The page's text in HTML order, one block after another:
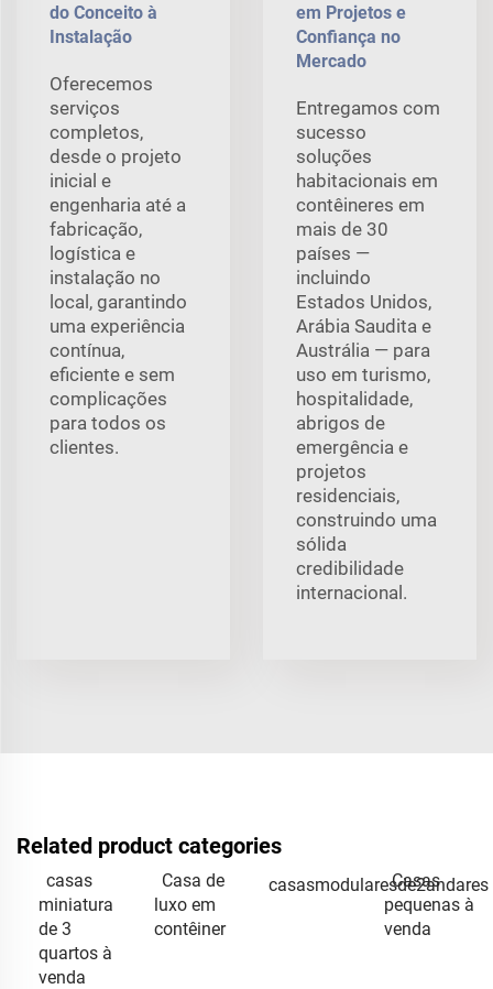
do Conceito à
Instalação
Oferecemos
serviços
completos,
desde o projeto
inicial e
engenharia até a
fabricação,
logística e
instalação no
local, garantindo
uma experiência
contínua,
eficiente e sem
complicações
para todos os
clientes.
em Projetos e
Confiança no
Mercado
Entregamos com
sucesso
soluções
habitacionais em
contêineres em
mais de 30
países —
incluindo
Estados Unidos,
Arábia Saudita e
Austrália — para
uso em turismo,
hospitalidade,
abrigos de
emergência e
projetos
residenciais,
construindo uma
sólida
credibilidade
internacional.
Related product categories
casas
miniatura
de 3
quartos à
venda
Casa de
luxo em
contêiner
casasmodularesde2andares
Casas
pequenas à
venda